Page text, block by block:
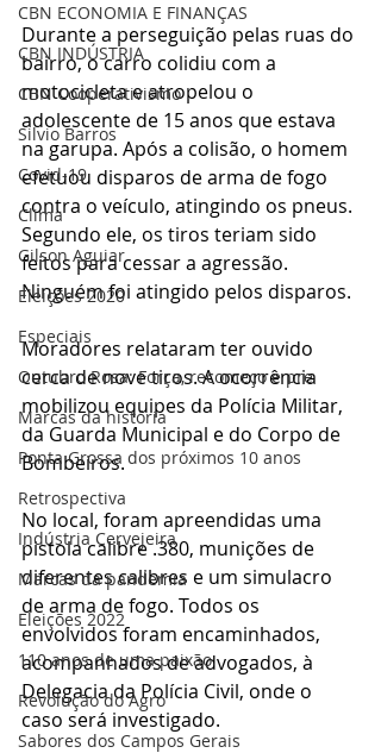
CBN ECONOMIA E FINANÇAS
CBN INDÚSTRIA
CBN Cooperativismo
Silvio Barros
Covid-19
Clima
Gilson Aguiar
Eleições 2020
Especiais
Outubro Rosa: Força, recomeço e pre
Marcas da história
Ponta Grossa dos próximos 10 anos
Retrospectiva
Indústria Cervejeira
Marcas da pandemia
Eleições 2022
110 anos de uma paixão
Revolução do Agro
Sabores dos Campos Gerais
Durante a perseguição pelas ruas do
bairro, o carro colidiu com a
motocicleta e atropelou o
adolescente de 15 anos que estava
na garupa. Após a colisão, o homem
efetuou disparos de arma de fogo
contra o veículo, atingindo os pneus.
Segundo ele, os tiros teriam sido
feitos para cessar a agressão.
Ninguém foi atingido pelos disparos.
Moradores relataram ter ouvido
cerca de nove tiros. A ocorrência
mobilizou equipes da Polícia Militar,
da Guarda Municipal e do Corpo de
Bombeiros.
No local, foram apreendidas uma
pistola calibre .380, munições de
diferentes calibres e um simulacro
de arma de fogo. Todos os
envolvidos foram encaminhados,
acompanhados de advogados, à
Delegacia da Polícia Civil, onde o
caso será investigado.